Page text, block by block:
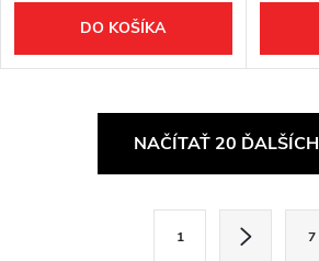
DO KOŠÍKA
NAČÍTAŤ 20 ĎALŠÍCH
1 7